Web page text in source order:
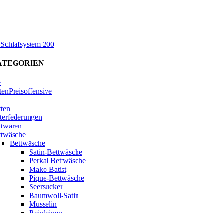
200
Bettwäsche
Satin-Bettwäsche
Perkal Bettwäsche
Mako Batist
Pique-Bettwäsche
Seersucker
Baumwoll-Satin
Musselin